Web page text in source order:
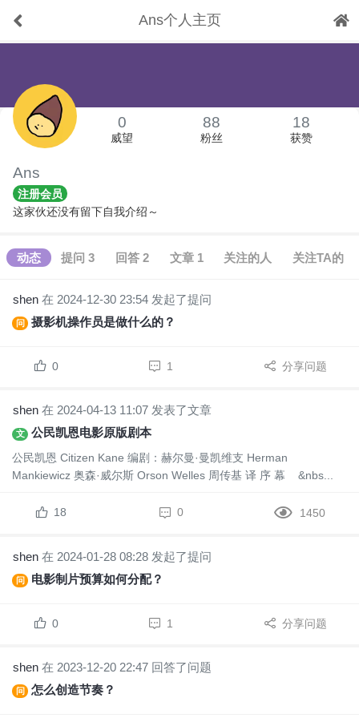
Ans个人主页
下拉刷新
0
威望
88
粉丝
18
获赞
Ans
注册会员
这家伙还没有留下自我介绍～
动态 提问 3 回答 2 文章 1 关注的人 关注TA的
shen 在 2024-12-30 23:54 发起了提问
问 摄影机操作员是做什么的？
0 1 分享问题
shen 在 2024-04-13 11:07 发表了文章
文 公民凯恩电影原版剧本
公民凯恩 Citizen Kane 编剧：赫尔曼·曼凯维支 Herman
Mankiewicz 奥森·威尔斯 Orson Welles 周传基 译 序 幕 &nbs...
18 0 1450
shen 在 2024-01-28 08:28 发起了提问
问 电影制片预算如何分配？
0 1 分享问题
shen 在 2023-12-20 22:47 回答了问题
问 怎么创造节奏？